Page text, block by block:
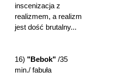
inscenizacja z
realizmem, a realizm
jest dość brutalny...
16) "Bebok" /35
min./ fabuła